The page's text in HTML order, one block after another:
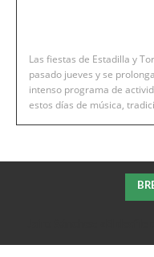
Las fiestas de Estadilla y
pasado jueves y se
intenso programa de
estos días de música,